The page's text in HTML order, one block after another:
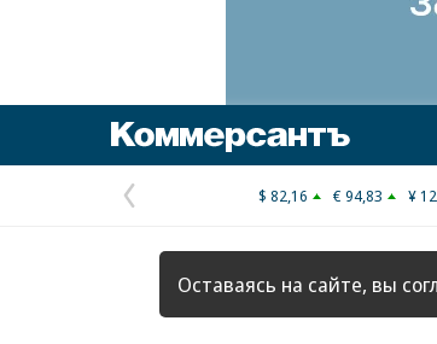
Предыдущая
страница
$ 82,16 € 94,83 ¥
Оставаясь на сайте, вы